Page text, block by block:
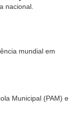
nacional.
mundial em
Municipal (PAM) e